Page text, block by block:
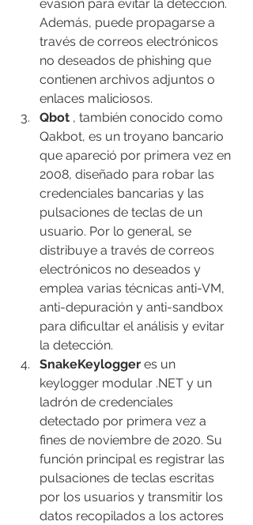
evasión para evitar la detección.
Además, puede propagarse a
través de correos electrónicos
no deseados de phishing que
contienen archivos adjuntos o
enlaces maliciosos.
Qbot , también conocido como
Qakbot, es un troyano bancario
que apareció por primera vez en
2008, diseñado para robar las
credenciales bancarias y las
pulsaciones de teclas de un
usuario. Por lo general, se
distribuye a través de correos
electrónicos no deseados y
emplea varias técnicas anti-VM,
anti-depuración y anti-sandbox
para dificultar el análisis y evitar
la detección.
SnakeKeylogger es un
keylogger modular .NET y un
ladrón de credenciales
detectado por primera vez a
fines de noviembre de 2020. Su
función principal es registrar las
pulsaciones de teclas escritas
por los usuarios y transmitir los
datos recopilados a los actores